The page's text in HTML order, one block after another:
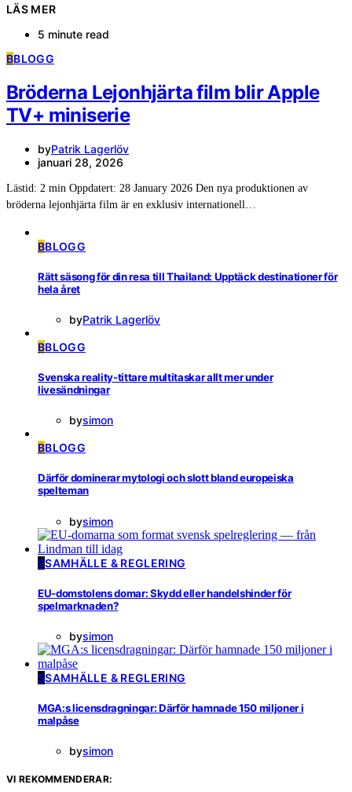
LÄS MER
5 minute read
BBLOGG
Bröderna Lejonhjärta film blir Apple
TV+ miniserie
byPatrik Lagerlöv
januari 28, 2026
Lästid: 2 min Oppdatert: 28 January 2026 Den nya produktionen av
bröderna lejonhjärta film är en exklusiv internationell…
BBLOGG
Rätt säsong för din resa till Thailand: Upptäck destinationer för
hela året
byPatrik Lagerlöv
BBLOGG
Svenska reality-tittare multitaskar allt mer under
livesändningar
bysimon
BBLOGG
Därför dominerar mytologi och slott bland europeiska
spelteman
bysimon
SSAMHÄLLE & REGLERING
EU-domstolens domar: Skydd eller handelshinder för
spelmarknaden?
bysimon
SSAMHÄLLE & REGLERING
MGA:s licensdragningar: Därför hamnade 150 miljoner i
malpåse
bysimon
VI REKOMMENDERAR: